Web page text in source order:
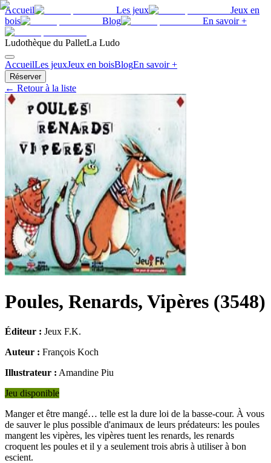
Accueil Les jeux
Jeux en
bois
Blog En savoir +
Ludothèque du PalletLa Ludo
AccueilLes jeuxJeux en boisBlogEn savoir +
Réserver
← Retour à la liste
Poules, Renards, Vipères (3548)
Éditeur : Jeux F.K.
Auteur : François Koch
Illustrateur : Amandine Piu
Jeu disponible
Manger et être mangé… telle est la dure loi de la basse-cour. À vous
de sauver le plus possible d'animaux de leurs prédateurs: les poules
mangent les vipères, les vipères tuent les renards, les renards
croquent les poules et il y a seulement trois abris à utiliser à bon
escient.